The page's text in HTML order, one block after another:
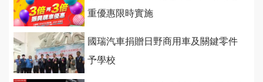
重優惠限時實施
國瑞汽車捐贈日野商用車及關鍵零件
予學校